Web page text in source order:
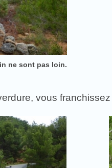
ne sont pas loin.
vous